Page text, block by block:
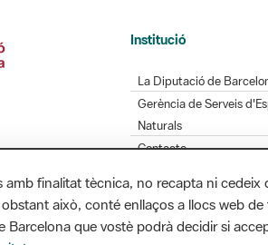
Institució
La Diputació de
Gerència de Serveis
Naturals
Contacte
Diputació de Barcelona.
finalitat tècnica, no recapta ni cedeix
això, conté enllaços a llocs web
Barcelona que vostè podrà decidir si